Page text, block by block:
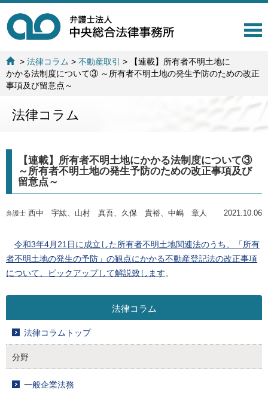
T
l
o
n
>法律コラム >不動産取引 >
【連載】所有者不明土地に
かかる法制度について③ ～所有者不明土地の発生予防のための改正
事項及び留意点～
法律コラム
【連載】所有者不明土地にかかる法制度について③
～所有者不明土地の発生予防のための改正事項及び
留意点～
弁護士 西中 宇紘、山村 真吾、久保 貴裕、中嶋 章人 2021.10.06
令和3年4月21日に成立した所有者不明土地関連法のうち、「所有
者不明土地の発生の予防」の観点にかかる不動産登記法の改正事項
について、ピックアップして解説致します。
法律コラム
法律コラムトップ
分野
一般企業法務